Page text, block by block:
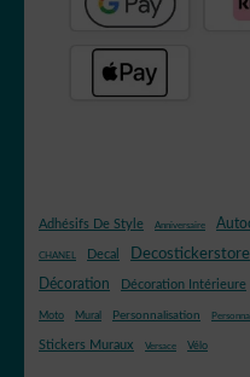
Adhésifs De Style Anniversaire
CHANEL Decal Decostickerstore
Décoration Décoration Intérieure
Moto Mural Personnalisation
Stickers Muraux Versace Vélo